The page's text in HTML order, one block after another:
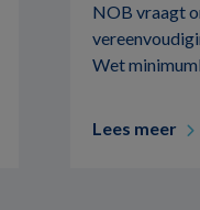
NOB vraagt
Wet
Lees meer